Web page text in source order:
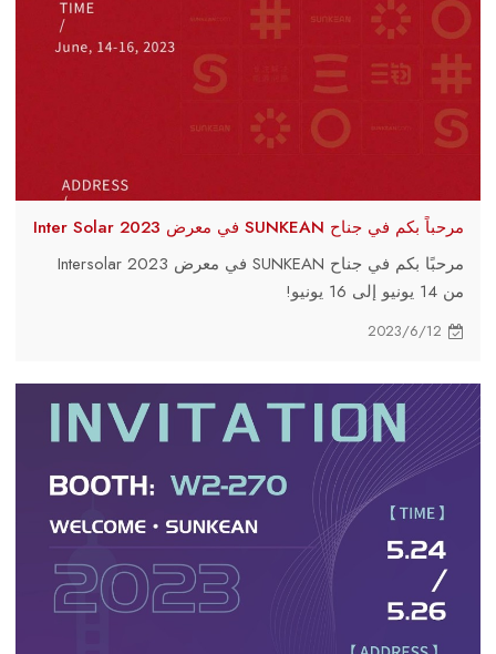
مرحباً بكم في جناح SUNKEAN في معرض Inter Solar 2023
مرحبًا بكم في جناح SUNKEAN في معرض Intersolar 2023
من 14 يونيو إلى 16 يونيو!
2023/6/12